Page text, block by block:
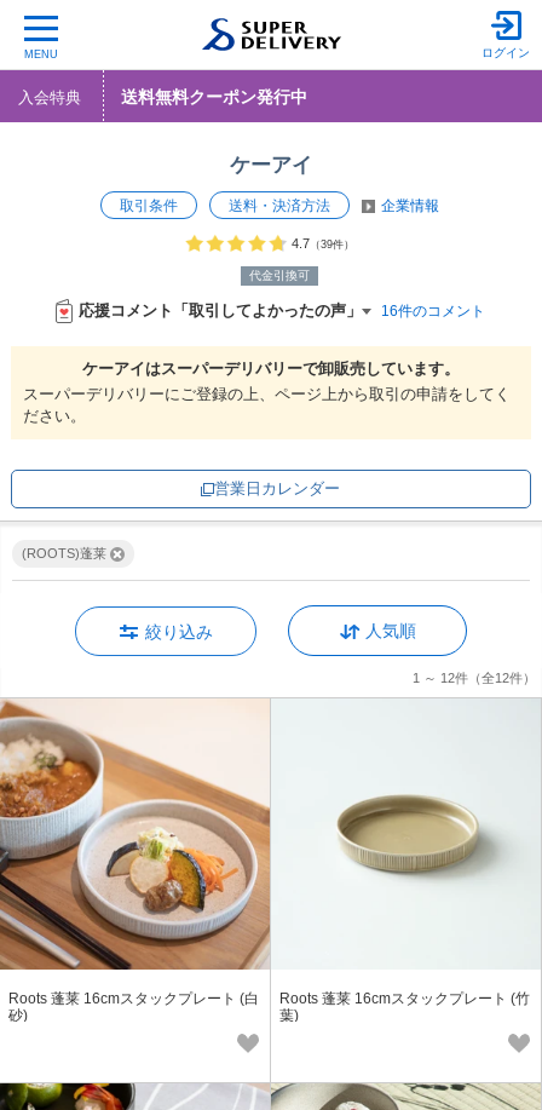
MENU ログイン
入会特典 送料無料クーポン発行中
ケーアイ
取引条件 送料・決済方法 企業情報
代金引換可
4.7 （39件）
応援コメント「取引してよかったの声」 16件のコメント
ケーアイはスーパーデリバリーで卸販売しています。
スーパーデリバリーにご登録の上、ページ上から取引の申請をしてく
ださい。
営業日カレンダー
(ROOTS)蓬莱
絞り込み 人気順
1 ～ 12件 （全12件）
Roots 蓬莱 16cmスタックプレート (白
砂)
Roots 蓬莱 16cmスタックプレート (竹
葉)